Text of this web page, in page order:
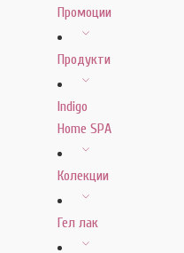
Промоции
Продукти
Indigo
Home SPA
Колекции
Гел лак